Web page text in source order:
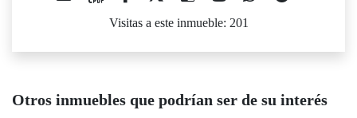
Visitas a este inmueble: 201
Otros inmuebles que podrían ser de su interés